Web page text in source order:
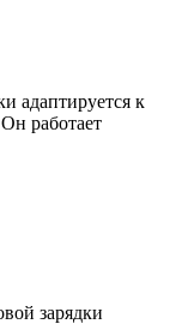
адаптируется к
работает
зарядки